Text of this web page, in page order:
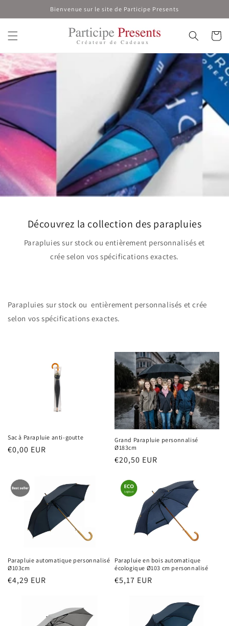
au
contenu
Bienvenue sur le site de Participe Presents
Panier
Découvrez la collection des parapluies
Parapluies sur stock ou entièrement personnalisés et
crée selon vos spécifications exactes.
Parapluies sur stock ou entièrement personnalisés et crée
selon vos spécifications exactes.
Sac à Parapluie anti-goutte
Prix
€0,00 EUR
Grand Parapluie personnalisé
Ø183cm
Prix
€20,50 EUR
Parapluie automatique personnalisé
Ø103cm
Prix
€4,29 EUR
Parapluie en bois automatique
écologique Ø103 cm personnalisé
Prix
€5,17 EUR